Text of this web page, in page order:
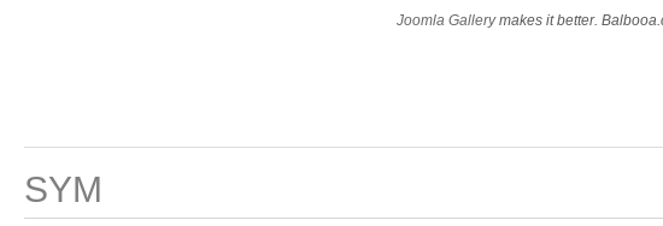
Joomla Gallerymakes it better.
SYM